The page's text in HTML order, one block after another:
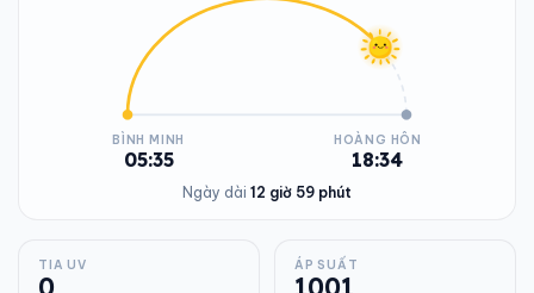
BÌNH MINH
05:35
HOÀNG HÔN
18:34
Ngày dài 12 giờ 59 phút
TIA UV ÁP SUẤT